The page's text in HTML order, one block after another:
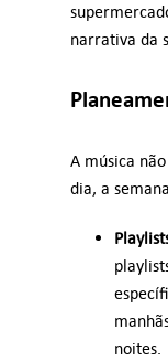
narrativa da
A música
dia, a
noites.